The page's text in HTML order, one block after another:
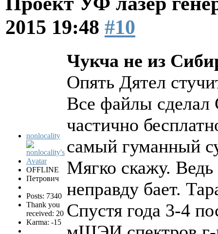
2015 19:48 #10
nonlocality
OFFLINE
Петрович
Posts: 7340
Thank you
received: 20
Karma: -15
Чукча не из
Опять Дятел
Все файлы сделал
частично
самый гуманный
Мягко скажу. Ведь
неправду бает.
Спустя года 3-4